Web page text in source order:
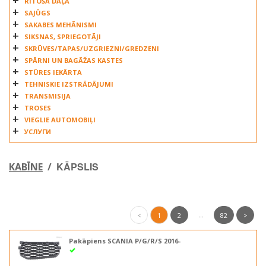
SAJŪGS
SAKABES MEHĀNISMI
SIKSNAS, SPRIEGOTĀJI
SKRŪVES/TAPAS/UZGRIEZNI/GREDZENI
SPĀRNI UN BAGĀŽAS KASTES
STŪRES IEKĀRTA
TEHNISKIE IZSTRĀDĀJUMI
TRANSMISIJA
TROSES
VIEGLIE AUTOMOBIĻI
УСЛУГИ
KABĪNE / KĀPSLIS
< 1 2 ... 82 >
Pakāpiens SCANIA P/G/R/S 2016-